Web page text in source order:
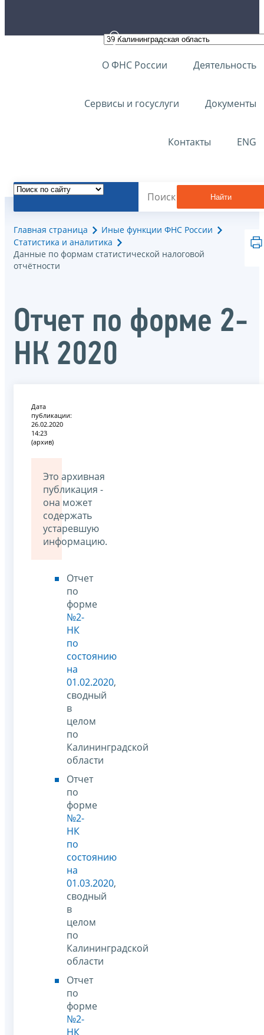
О ФНС России Деятельность
Сервисы и госуслуги Документы
Контакты ENG
Найти
Главная страница
Иные функции ФНС России
Статистика и аналитика
Данные по формам статистической налоговой
отчётности
Отчет по форме 2-
НК 2020
Дата
публикации:
26.02.2020
14:23
(архив)
Это архивная
публикация -
она может
содержать
устаревшую
информацию.
Отчет
по
форме
№2-
НК
по
состоянию
на
01.02.2020,
сводный
в
целом
по
Калининградской
области
Отчет
по
форме
№2-
НК
по
состоянию
на
01.03.2020,
сводный
в
целом
по
Калининградской
области
Отчет
по
форме
№2-
НК